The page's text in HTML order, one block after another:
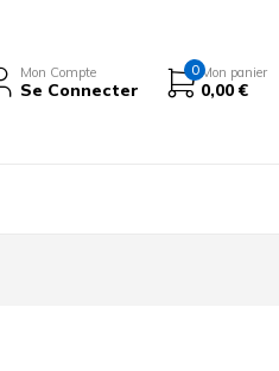
Mon Compte
Se Connecter
0 Mon panier
0,00€